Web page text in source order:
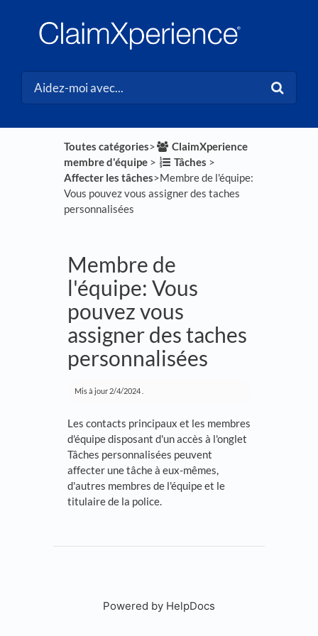
Toutes catégories​>​
​ClaimXperience
membre d'équipe​ > ​ ​Tâches ​ > ​
Affecter les tâches​>​ Membre de l'équipe:
Vous pouvez vous assigner des taches
personnalisées
Membre de
l'équipe: Vous
pouvez vous
assigner des taches
personnalisées
Mis à jour 2/4/2024
Les contacts principaux et les membres
d'équipe disposant d'un accès à l'onglet
Tâches personnalisées peuvent
affecter une tâche à eux-mêmes,
d'autres membres de l'équipe et le
titulaire de la police.
Powered by HelpDocs